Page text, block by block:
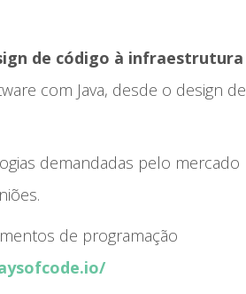
de código à infraestrutura
com Java, desde o design de
demandadas pelo mercado
de programação